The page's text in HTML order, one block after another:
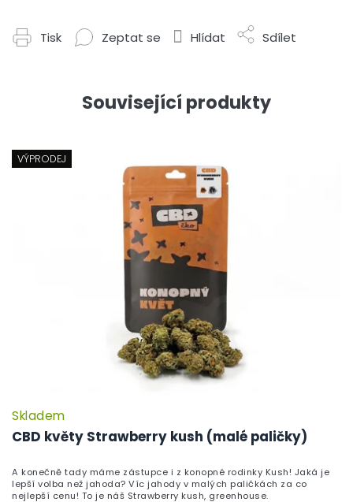
Tisk Zeptat se Hlídat Sdílet
Související produkty
VÝPRODEJ
CBD květy Strawberry kush (malé paličky)
Skladem
A konečně tady máme zástupce i z konopné rodinky Kush! Jaká je
lepší volba než jahoda? Víc jahody v malých paličkách za co
nejlepší cenu! To je náš Strawberry kush, greenhouse.